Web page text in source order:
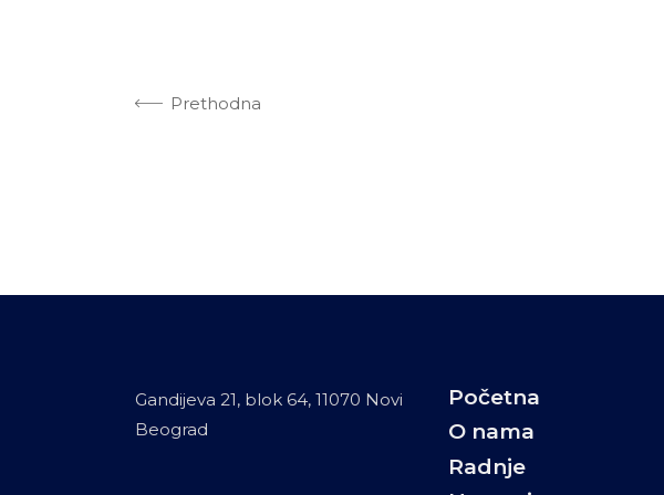
Prethodna
Gandijeva 21, blok 64, 11070 Novi
Beograd
Početna
O nama
Radnje